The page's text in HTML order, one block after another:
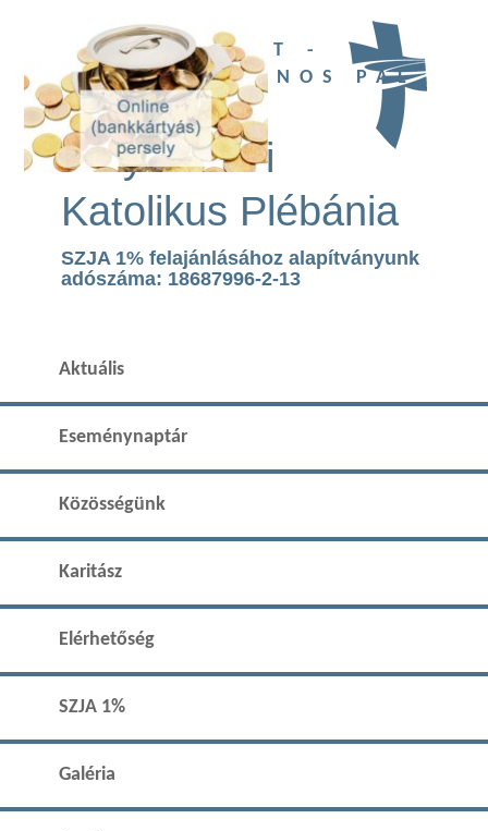
UBI DEUS EST -
SZENT II. JÁNOS PÁL
TEMPLOM
Páty Római
Katolikus Plébánia
SZJA 1% felajánlásához alapítványunk
adószáma: 18687996-2-13
Aktuális
Eseménynaptár
Közösségünk
Karitász
Elérhetőség
SZJA 1%
Galéria